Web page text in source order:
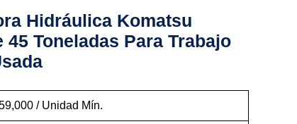
Hidráulica Komatsu
45 Toneladas Para Trabajo
/ Unidad Mín.